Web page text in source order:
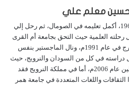
معلم علي
من مواليد مدينة مقديشو عام 1964، أكمل تعليمه في الصومال، ثم رحل إلي
رحلته العلمية حيث التحق بجامعة أم القرى
قسم التاريخ الإسلامي حيث تخرج في عام 1991م، ونال الماجستير بنفس
،كما واصل دراسته في كل من السودان والنرويج، حيث
نال درجة الدكتوراة بجامعة النيلين عام 2006م، أما في مملكة النرويج فقد
واللغات المتعددة في جامعة همر